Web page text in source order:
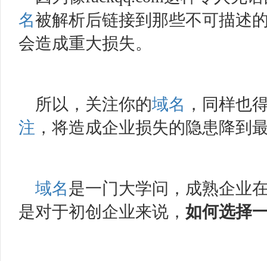
名被解析后链接到那些不可描述
会造成重大损失。
所以，关注你的域名 ，同样也
注 ，将造成企业损失的隐患降到
域名是一门大学问，成熟企业
是对于初创企业来说， 如何选择